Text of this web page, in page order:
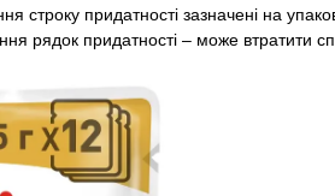
строку придатності зазначені на
рядок придатності – може втратити